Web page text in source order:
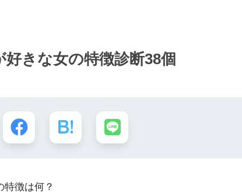
きな女の特徴診断38個
特徴は何？